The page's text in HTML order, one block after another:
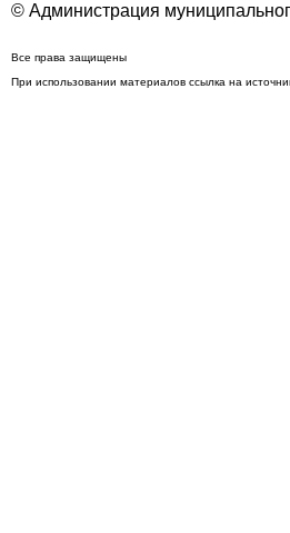
© Администрация
Все права защищены
При использовании материалов ссылка на